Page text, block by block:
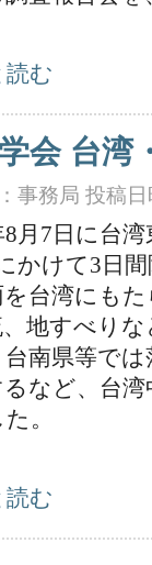
台風MORAKOT災害 土
読む
会 台湾
事務局 投稿日
8月7日に台
かけて3日
台湾にも
、地すべり
南県等で
など、台
。
湾・台風災害に関する
読む